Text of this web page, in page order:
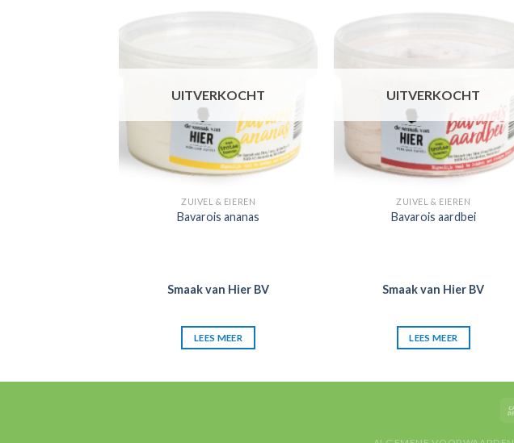
UITVERKOCHT
ZUIVEL & EIEREN
Bavarois ananas
Smaak van Hier BV
LEES MEER
UITVERKOCHT
ZUIVEL & EIEREN
Bavarois aardbei
Smaak van Hier BV
LEES MEER